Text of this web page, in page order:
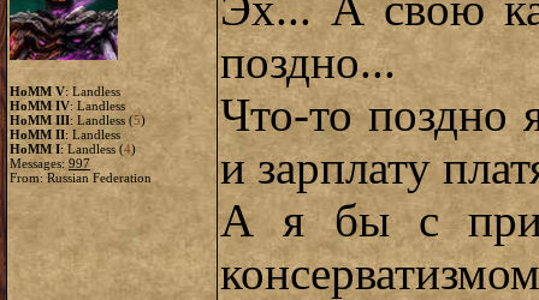
HoMM V: Landless
HoMM IV: Landless
HoMM III: Landless (5)
HoMM II: Landless
HoMM I: Landless (4)
Messages: 997
From: Russian Federation
поздно...
Что-то поздно
и зарплату
А я бы с